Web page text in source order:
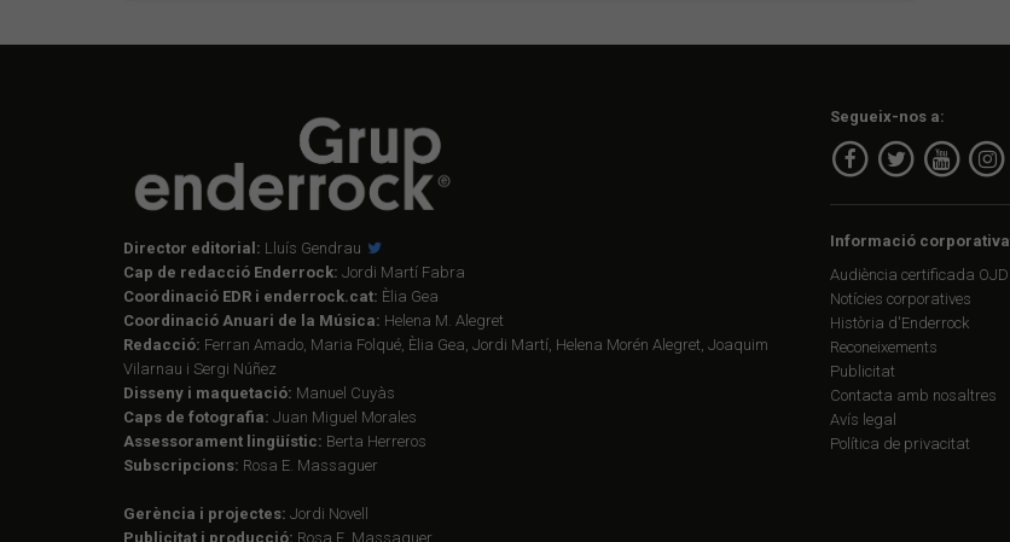
Director editorial: Lluís Gendrau
Cap de redacció Enderrock: Jordi Martí Fabra
Coordinació EDR i enderrock.cat: Èlia Gea
Coordinació Anuari de la Música: Helena M. Alegret
Redacció: Ferran Amado, Maria Folqué, Èlia Gea, Jordi Martí, Helena Morén Alegret, Joaquim
Vilarnau i Sergi Núñez
Disseny i maquetació: Manuel Cuyàs
Caps de fotografia: Juan Miguel Morales
Assessorament lingüístic: Berta Herreros
Subscripcions: Rosa E. Massaguer
Gerència i projectes: Jordi Novell
Publicitat i producció: Rosa E. Massaguer
Segueix-nos a:
Informació corporativa
Audiència certificada OJD
Notícies corporatives
Història d'Enderrock
Reconeixements
Publicitat
Contacta amb nosaltres
Avís legal
Política de privacitat